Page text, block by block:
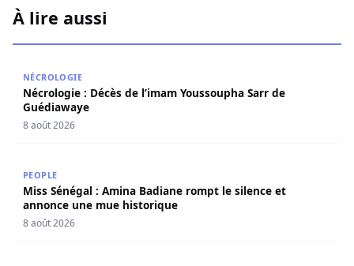
À lire aussi
NÉCROLOGIE
Nécrologie : Décès de l’imam Youssoupha Sarr de
Guédiawaye
8 août 2026
PEOPLE
Miss Sénégal : Amina Badiane rompt le silence et
annonce une mue historique
8 août 2026